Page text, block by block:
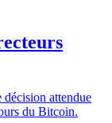
décision attendue
du Bitcoin.